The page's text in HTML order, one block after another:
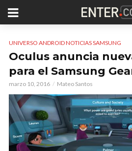
UNIVERSO ANDROID NOTICIAS SAMSUNG
Oculus anuncia
para el Samsung
marzo 10, 2016 Mateo Santos